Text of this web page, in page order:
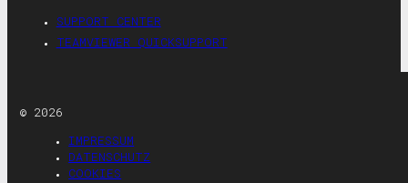
SUPPORT CENTER
TEAMVIEWER QUICKSUPPORT
© 2026
IMPRESSUM
DATENSCHUTZ
COOKIES